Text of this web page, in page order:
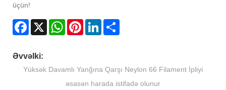
üçün!
Facebook
X WhatsAppPinterestLinkedIn
Əvvəlki:
Yüksək Davamlı Yanğına Qarşı Neylon 66 Filament İpliyi
əsasən harada istifadə olunur